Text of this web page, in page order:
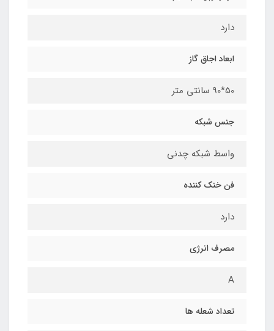
دارد
ابعاد اجاق گاز
50*90 سانتی متر
جنس شبکه
واسط شبکه چدنی
فن خنک کننده
دارد
مصرف انرژی
A
تعداد شعله ها